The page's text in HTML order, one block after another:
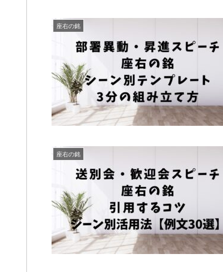
座右の銘
座右の銘